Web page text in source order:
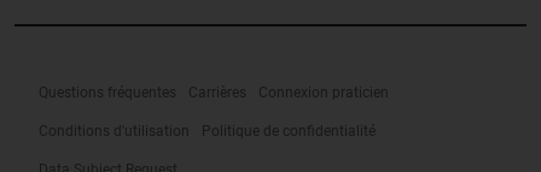
Questions fréquentes Carrières Connexion praticien
Conditions d'utilisation Politique de confidentialité